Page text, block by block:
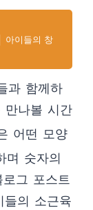
아이들의 창
과 함께하
만나볼 시간
어떤 모양
며 숫자의
그 포스트
의 소근육